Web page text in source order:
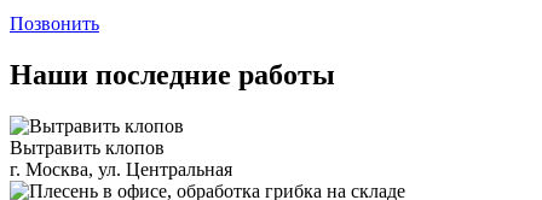
Позвонить
Наши последние работы
Вытравить клопов
г. Москва, ул. Центральная